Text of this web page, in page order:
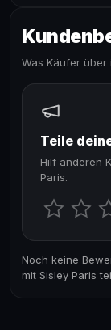
Was Käufer über
Teile
Hilf anderen
Paris.
Noch keine
mit Sisley Paris